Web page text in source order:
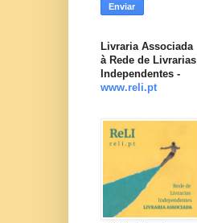
Livraria Associada
à Rede de Livrarias
Independentes -
www.reli.pt